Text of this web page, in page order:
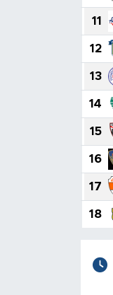
11
12
13
14
15
16
17
18